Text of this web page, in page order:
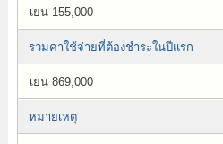
เยน 155,000
รวมค่าใช้จ่ายที่ต้องชำระในปีแรก
เยน 869,000
หมายเหตุ